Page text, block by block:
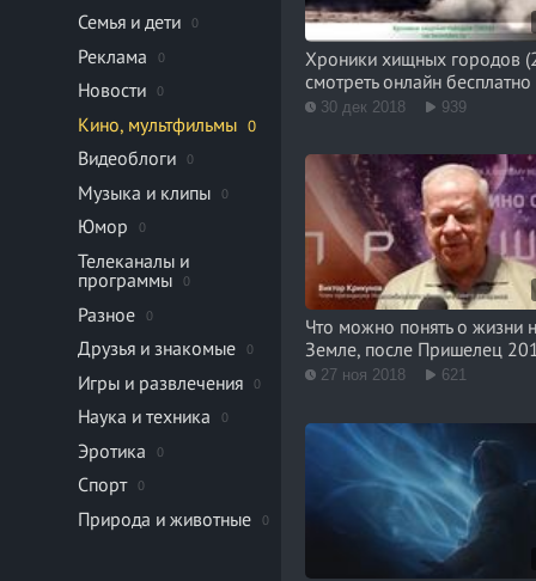
Семья и дети 0
Реклама 0
Новости 0
Кино, мультфильмы 0
Видеоблоги 0
Музыка и клипы 0
Юмор 0
Телеканалы и
программы
0
Разное 0
Друзья и знакомые 0
Игры и развлечения 0
Наука и техника 0
Эротика 0
Спорт 0
Природа и животные 0
Хроники хищных городов
смотреть онлайн бесплатно
30 дек 2018 939
Что можно понять о жизни
Земле, после Пришелец
27 ноя 2018 621